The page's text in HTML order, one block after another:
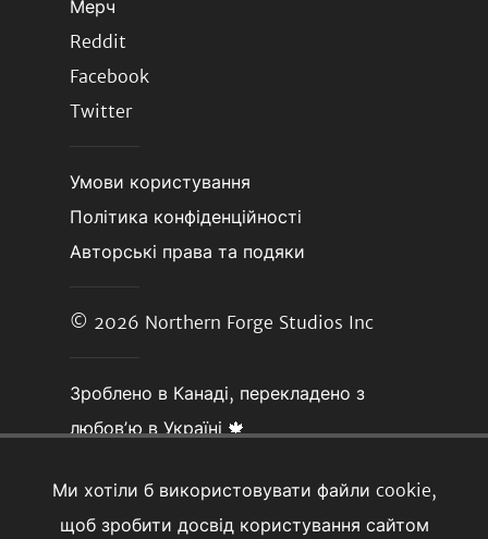
Ми хотіли б використовувати файли cookie,
щоб зробити досвід користування сайтом
Мерч
Reddit
Facebook
Twitter
Умови користування
Політика конфіденційності
Авторські права та подяки
© 2026 Northern Forge Studios Inc
Зроблено в Канаді, перекладено з
любовʼю в Україні 🍁